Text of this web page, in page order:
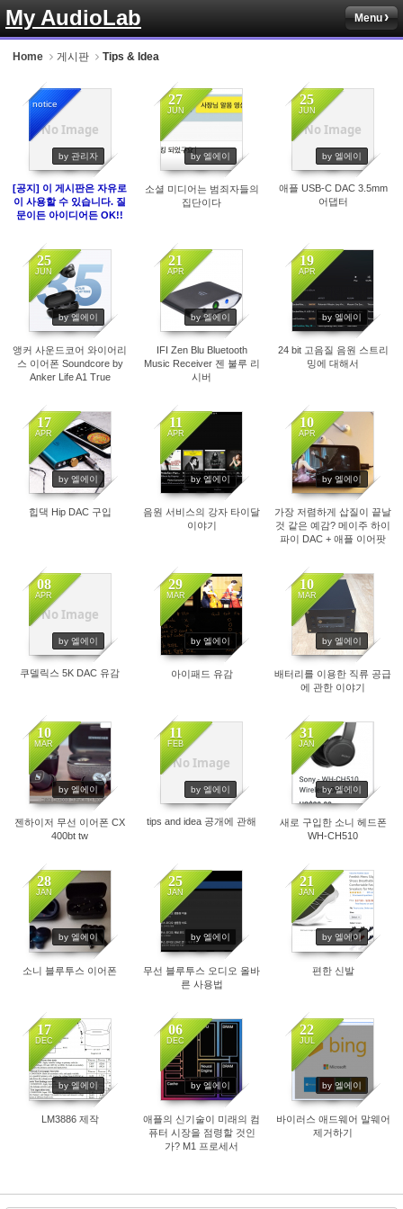
My AudioLab Menu
Home 게시판 Tips & Idea
No Image
notice
by 관리자
6890
[공지] 이 게시판은 자유로
이 사용할 수 있습니다. 질
문이든 아이디어든 OK!!
27
JUN
by 엘에이
소셜 미디어는 범죄자들의
집단이다
No Image
25
JUN
by 엘에이
1816
애플 USB-C DAC 3.5mm
어댑터
25
JUN
by 엘에이
1883
앵커 사운드코어 와이어리
스 이어폰 Soundcore by
Anker Life A1 True
21
APR
by 엘에이
1708
IFI Zen Blu Bluetooth
Music Receiver 젠 불루 리
시버
19
APR
by 엘에이
24 bit 고음질 음원 스트리
밍에 대해서
17
APR
by 엘에이
1808
힙댁 Hip DAC 구입
11
APR
by 엘에이
1842
음원 서비스의 강자 타이달
이야기
10
APR
by 엘에이
1638
가장 저렴하게 삽질이 끝날
것 같은 예감? 메이주 하이
파이 DAC + 애플 이어팟
No Image
08
APR
by 엘에이
1870
쿠델릭스 5K DAC 유감
29
MAR
by 엘에이
1837
아이패드 유감
10
MAR
by 엘에이
1776
배터리를 이용한 직류 공급
에 관한 이야기
10
MAR
by 엘에이
1896
젠하이저 무선 이어폰 CX
400bt tw
No Image
11
FEB
by 엘에이
1753
tips and idea 공개에 관해
31
JAN
by 엘에이
1845
새로 구입한 소니 헤드폰
WH-CH510
28
JAN
by 엘에이
1800
소니 블루투스 이어폰
25
JAN
by 엘에이
무선 블루투스 오디오 올바
른 사용법
21
JAN
by 엘에이
편한 신발
17
DEC
by 엘에이
1817
LM3886 제작
06
DEC
by 엘에이
1823
애플의 신기술이 미래의 컴
퓨터 시장을 점령할 것인
가? M1 프로세서
22
JUL
by 엘에이
1843
바이러스 애드웨어 말웨어
제거하기
Sketchbook5, 스케치북5
Sketchbook5, 스케치북5